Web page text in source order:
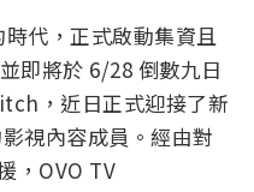
代，正式啟動集資且
即將於 6/28 倒數九日
，近日正式迎接了新
視內容成員。經由對
，OVO TV